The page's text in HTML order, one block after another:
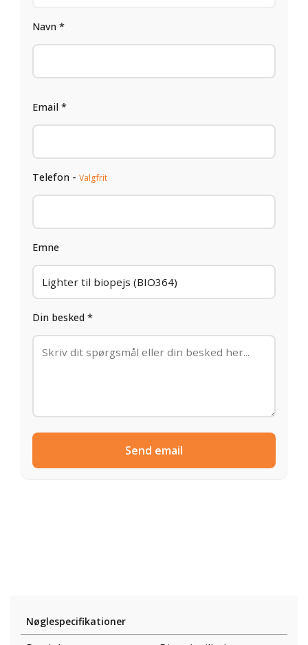
Navn *
Email *
Telefon - Valgfrit
Emne
Din besked *
Send email
Nøglespecifikationer